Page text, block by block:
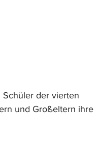
der vierten
und Großeltern ihre